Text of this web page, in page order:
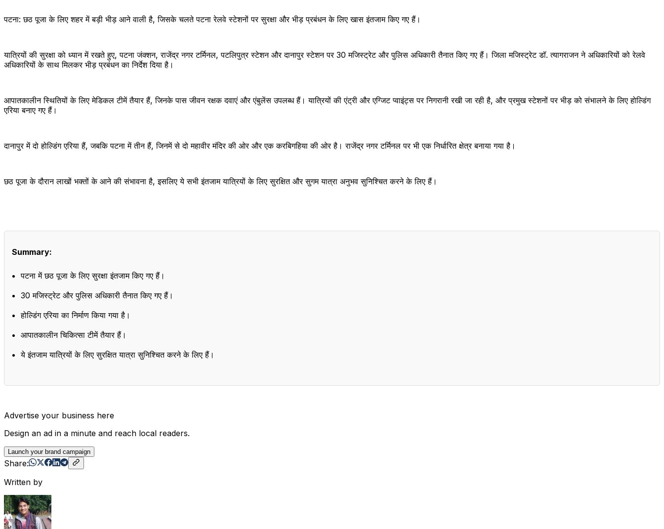
पटना: छठ पूजा के लिए शहर में बड़ी भीड़ आने वाली है, जिसके चलते पटना रेलवे स्टेशनों पर सुरक्षा और भीड़ प्रबंधन के लिए खास इंतजाम किए गए हैं।
यात्रियों की सुरक्षा को ध्यान में रखते हुए, पटना जंक्शन, राजेंद्र नगर टर्मिनल, पटलिपुत्र स्टेशन और दानापुर स्टेशन पर 30 मजिस्ट्रेट और पुलिस अधिकारी तैनात किए गए हैं। जिला मजिस्ट्रेट डॉ. त्यागराजन ने अधिकारियों को रेलवे
अधिकारियों के साथ मिलकर भीड़ प्रबंधन का निर्देश दिया है।
आपातकालीन स्थितियों के लिए मेडिकल टीमें तैयार हैं, जिनके पास जीवन रक्षक दवाएं और एंबुलेंस उपलब्ध हैं। यात्रियों की एंट्री और एग्जिट प्वाइंट्स पर निगरानी रखी जा रही है, और प्रमुख स्टेशनों पर भीड़ को संभालने के लिए होल्डिंग
एरिया बनाए गए हैं।
दानापुर में दो होल्डिंग एरिया हैं, जबकि पटना में तीन हैं, जिनमें से दो महावीर मंदिर की ओर और एक करबिगहिया की ओर है। राजेंद्र नगर टर्मिनल पर भी एक निर्धारित क्षेत्र बनाया गया है।
छठ पूजा के दौरान लाखों भक्तों के आने की संभावना है, इसलिए ये सभी इंतजाम यात्रियों के लिए सुरक्षित और सुगम यात्रा अनुभव सुनिश्चित करने के लिए हैं।
Summary:
पटना में छठ पूजा के लिए सुरक्षा इंतजाम किए गए हैं।
30 मजिस्ट्रेट और पुलिस अधिकारी तैनात किए गए हैं।
होल्डिंग एरिया का निर्माण किया गया है।
आपातकालीन चिकित्सा टीमें तैयार हैं।
ये इंतजाम यात्रियों के लिए सुरक्षित यात्रा सुनिश्चित करने के लिए हैं।
Advertise your business here
Design an ad in a minute and reach local readers.
Launch your brand campaign
Share:
Written by